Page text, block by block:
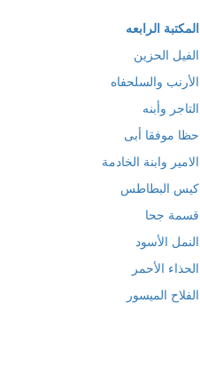
المكتبة الرابعه
الفيل الحزين
الأرنب والسلحفاه
التاجر وأبنه
حظا موفقا أبى
الامير وابنة الخادمة
كيس البطاطس
قسمة جحا
النمل الأسود
الحذاء الأحمر
الفلاح الميسور